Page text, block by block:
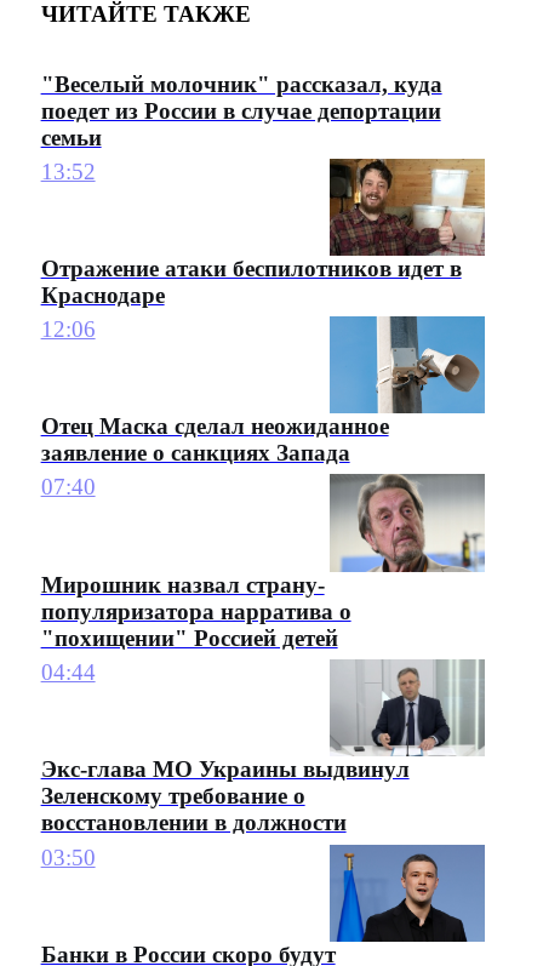
ЧИТАЙТЕ ТАКЖЕ
"Веселый молочник" рассказал, куда
поедет из России в случае депортации
семьи
13:52
Отражение атаки беспилотников идет в
Краснодаре
12:06
Отец Маска сделал неожиданное
заявление о санкциях Запада
07:40
Мирошник назвал страну-
популяризатора нарратива о
"похищении" Россией детей
04:44
Экс-глава МО Украины выдвинул
Зеленскому требование о
восстановлении в должности
03:50
Банки в России скоро будут